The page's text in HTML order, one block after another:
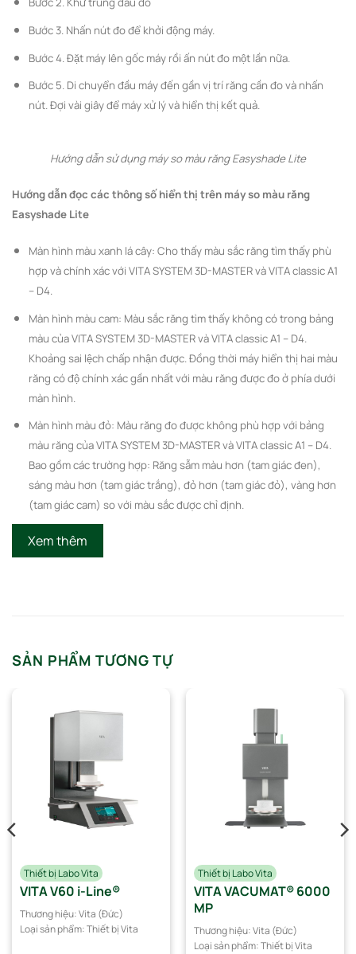
Bước 3. Nhấn nút đo để khởi động máy.
Bước 4. Đặt máy lên gốc máy rồi ấn nút đo một lần nữa.
Bước 5. Di chuyển đầu máy đến gần vị trí răng cần đo và nhấn
nút. Đợi vài giây để máy xử lý và hiển thị kết quả.
Hướng dẫn sử dụng máy so màu răng Easyshade Lite
Hướng dẫn đọc các thông số hiển thị trên máy so màu răng
Easyshade Lite
Màn hình màu xanh lá cây: Cho thấy màu sắc răng tìm thấy phù
hợp và chính xác với VITA SYSTEM 3D-MASTER và VITA classic A1
– D4.
Màn hình màu cam: Màu sắc răng tìm thấy không có trong bảng
màu của VITA SYSTEM 3D-MASTER và VITA classic A1 – D4.
Khoảng sai lệch chấp nhận được. Đồng thời máy hiển thị hai màu
răng có độ chính xác gần nhất với màu răng được đo ở phía dưới
màn hình.
Màn hình màu đỏ: Màu răng đo được không phù hợp với bảng
màu răng của VITA SYSTEM 3D-MASTER và VITA classic A1 – D4.
Bao gồm các trường hợp: Răng sẫm màu hơn (tam giác đen),
sáng màu hơn (tam giác trắng), đỏ hơn (tam giác đỏ), vàng hơn
(tam giác cam) so với màu sắc được chỉ định.
Xem thêm
SẢN PHẨM TƯƠNG TỰ
Thiết bị Labo Vita
VITA V60 i-Line®
Thương hiệu:Vita (Đức)
Loại sản phẩm:Thiết bị Vita
Thiết bị Labo Vita
VITA VACUMAT® 6000
MP
Thương hiệu:Vita (Đức)
Loại sản phẩm:Thiết bị Vita